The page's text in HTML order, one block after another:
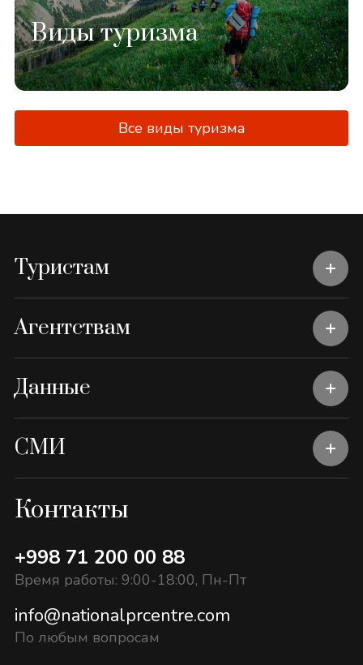
Виды туризма
Все виды туризма
Туристам
Агентствам
Данные
СМИ
Контакты
+998 71 200 00 88
Время работы: 9:00-18:00, Пн-Пт
info@nationalprcentre.com
По любым вопросам